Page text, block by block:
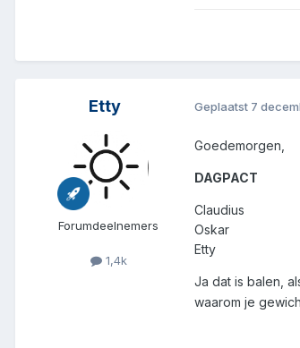
Etty
Forumdeelnemers
1,4k
Geplaatst 7
Goedemorgen,
DAGPACT
Claudius
Oskar
Etty
Ja dat is balen,
waarom je